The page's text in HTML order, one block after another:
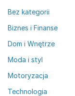
Bez kategorii
Biznes i Finanse
Dom i Wnętrze
Moda i styl
Motoryzacja
Technologia